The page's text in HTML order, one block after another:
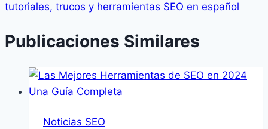
tutoriales, trucos y herramientas SEO en español
Publicaciones Similares
Noticias SEO